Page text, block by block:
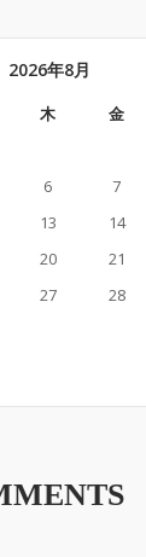
2026年8月
木 金
6 7
13 14
20 21
27 28